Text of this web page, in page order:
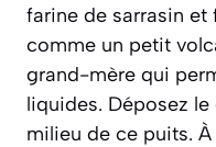
farine de sarrasin et
comme un petit
grand-mère qui
liquides. Déposez
milieu de ce puits. À